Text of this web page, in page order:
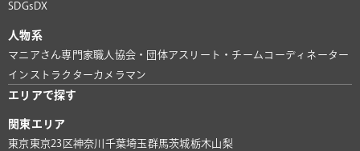
SDGs DX
人物系
マニアさん専門家 職人 協会・団体アスリート・チーム コーディネーター
インストラクターカメラマン
エリアで探す
関東エリア
東京 東京23区神奈川 千葉埼玉群馬茨城栃木山梨